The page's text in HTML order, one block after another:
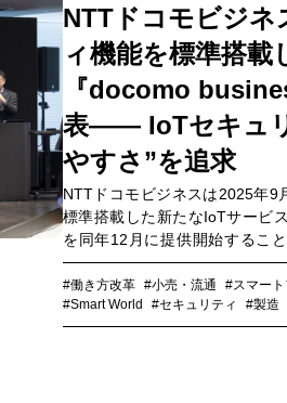
タを学習させることで新たな付
ップラインを押し上げる起爆剤
す。専門特化型生成AIの現在地
にビジネスを変えていくので
であるXinobiAIの共同CEO、
AI Japanの理事などを務
Japan（Meta）の執行役員デ
産業界と世界を結ぶテクノロジ
ダーとして活躍する馬渕邦美
ェネレーティブAIタスクフォー
士がクロストーク。そのポテン
た。
NTTドコモビジネ
ィ機能を標準搭載
『docomo
表―― IoTセキュ
やすさ”を追求
NTTドコモビジネスは2025年9
標準搭載した新たなIoTサービ
を同年12月に提供開始するこ
Parkにて行われたプレス向け
ス プラットフォームサービス本
小嶺一雄（以下、小嶺） が 、
に。」というコンセプトのもと
ュリティ課題を解決する『
#働き方改革 #小売・流通 #スマー
#Smart World
#セキュリティ #製造